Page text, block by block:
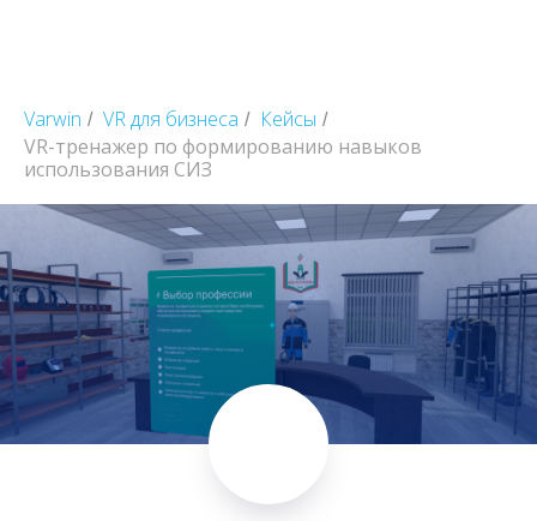
Varwin / VR для бизнеса / Кейсы /
VR-тренажер по формированию навыков
использования СИЗ